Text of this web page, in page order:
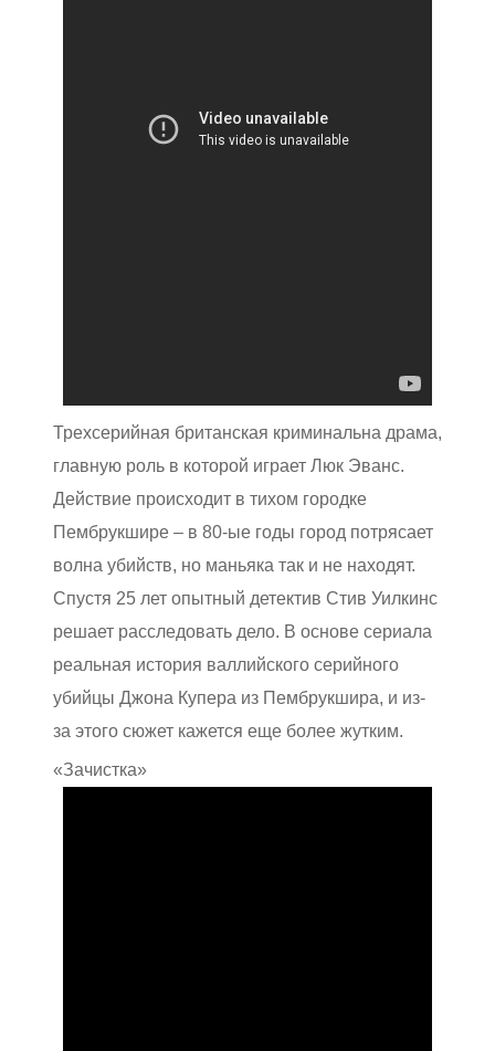
Трехсерийная британская криминальна драма,
главную роль в которой играет Люк Эванс.
Действие происходит в тихом городке
Пембрукшире – в 80-ые годы город потрясает
волна убийств, но маньяка так и не находят.
Спустя 25 лет опытный детектив Стив Уилкинс
решает расследовать дело. В основе сериала
реальная история валлийского серийного
убийцы Джона Купера из Пембрукшира, и из-
за этого сюжет кажется еще более жутким.
«Зачистка»